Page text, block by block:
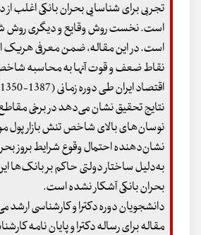
تجربی برای شناسایی بحران بانکی اغلب
است. نخست روش وقایع و دیگری روش
است. در این مقاله، ضمن معرفی هریک
نقاط ضعف و قوت آنها به محاسبه شاخص
نتایج تحقیق نشان می‌دهد در برخی مقاطع
نوسان‌های بالای شاخص تنش بازار پول
نشان‌دهنده احتمال وقوع شرایط بروز
به‌دلیل ساختار دولتی حاکم بر بانک‌ها
بحران بانکی آشکار نشده است.
دانشجویان دوره دکترا و کارشناسی ارشد
مقاله برای رساله دکترا و پایان نامه